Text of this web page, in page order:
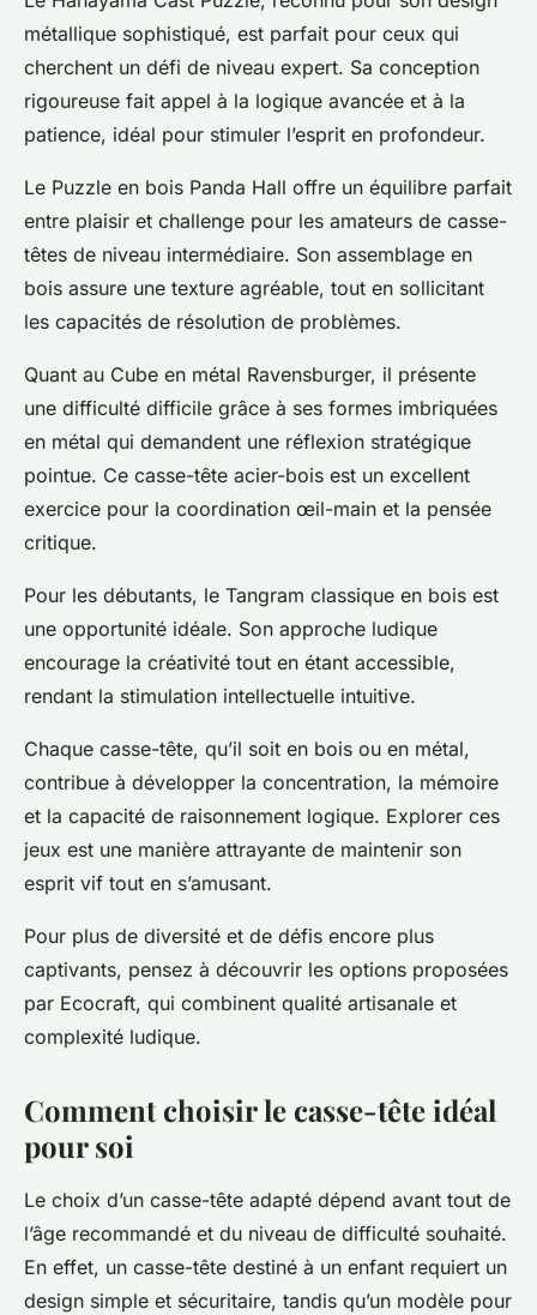
métallique sophistiqué, est parfait pour ceux qui
cherchent un défi de niveau expert. Sa conception
rigoureuse fait appel à la logique avancée et à la
patience, idéal pour stimuler l’esprit en profondeur.
Le Puzzle en bois Panda Hall offre un équilibre parfait
entre plaisir et challenge pour les amateurs de casse-
têtes de niveau intermédiaire. Son assemblage en
bois assure une texture agréable, tout en sollicitant
les capacités de résolution de problèmes.
Quant au Cube en métal Ravensburger, il présente
une difficulté difficile grâce à ses formes imbriquées
en métal qui demandent une réflexion stratégique
pointue. Ce casse-tête acier-bois est un excellent
exercice pour la coordination œil-main et la pensée
critique.
Pour les débutants, le Tangram classique en bois est
une opportunité idéale. Son approche ludique
encourage la créativité tout en étant accessible,
rendant la stimulation intellectuelle intuitive.
Chaque casse-tête, qu’il soit en bois ou en métal,
contribue à développer la concentration, la mémoire
et la capacité de raisonnement logique. Explorer ces
jeux est une manière attrayante de maintenir son
esprit vif tout en s’amusant.
Pour plus de diversité et de défis encore plus
captivants, pensez à découvrir les options proposées
par Ecocraft, qui combinent qualité artisanale et
complexité ludique.
Comment choisir le casse-tête idéal
pour soi
Le choix d’un casse-tête adapté dépend avant tout de
l’âge recommandé et du niveau de difficulté souhaité.
En effet, un casse-tête destiné à un enfant requiert un
design simple et sécuritaire, tandis qu’un modèle pour